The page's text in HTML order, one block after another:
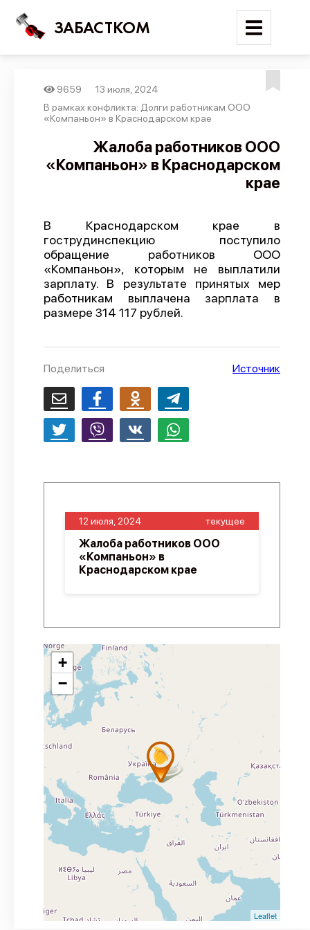
ЗАБАСТКОМ
Войти
Поиск
Новости
Отчеты
Предложить публикацию
Справочник
API
9659
13 июля, 2024
В рамках конфликта: Долги работникам ООО
«Компаньон» в Краснодарском крае
Жалоба работников ООО
«Компаньон» в Краснодарском
крае
В Краснодарском крае в
гострудинспекцию поступило
обращение работников ООО
«Компаньон», которым не выплатили
зарплату. В результате принятых мер
работникам выплачена зарплата в
размере 314 117 рублей.
Поделиться Источник
12 июля, 2024 текущее
Жалоба работников ООО
«Компаньон» в
Краснодарском крае
+
−
Leaflet